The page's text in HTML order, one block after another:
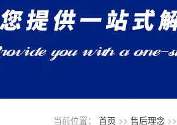
当前位置： 首页 >> 售后理念 >>